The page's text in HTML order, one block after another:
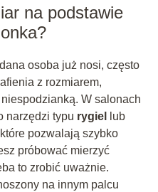
na podstawie
osoba już nosi, często
z rozmiarem,
W salonach
narzędzi typu rygiel
lub
pozwalają szybko
próbować mierzyć
to zrobić uważnie.
na innym palcu